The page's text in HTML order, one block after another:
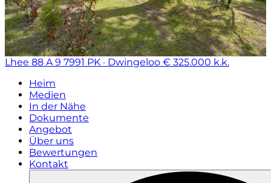
Lhee 88 A 9 7991 PK · Dwingeloo € 325.000 k.k.
Heim
Medien
In der Nähe
Dokumente
Angebot
Über uns
Bewertungen
Kontakt